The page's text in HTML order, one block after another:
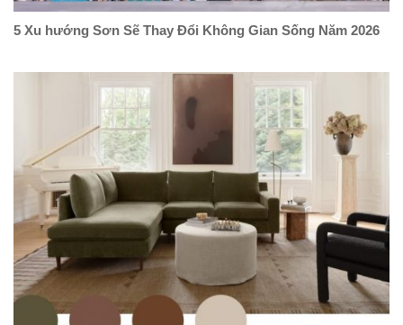
5 Xu hướng Sơn Sẽ Thay Đổi Không Gian Sống Năm 2026